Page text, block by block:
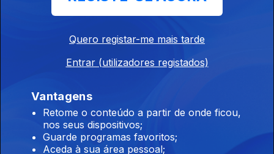
The Ratazanas, TT Syndicate, Marta Ren,...
Inclui Niki Moss, Manuel Fúria, UHF, Gang 90, Criatura Dança,
Soma Please,...
Portugália
Quero registar-me mais tarde
Entrar (utilizadores registados)
Vantagens
Retome o conteúdo a partir de onde ficou,
nos seus dispositivos;
Guarde programas favoritos;
Aceda à sua área pessoal;